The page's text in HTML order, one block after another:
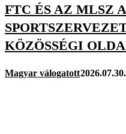
FTC ÉS AZ MLSZ A
KÖZÖSSÉGI
Magyar válogatott